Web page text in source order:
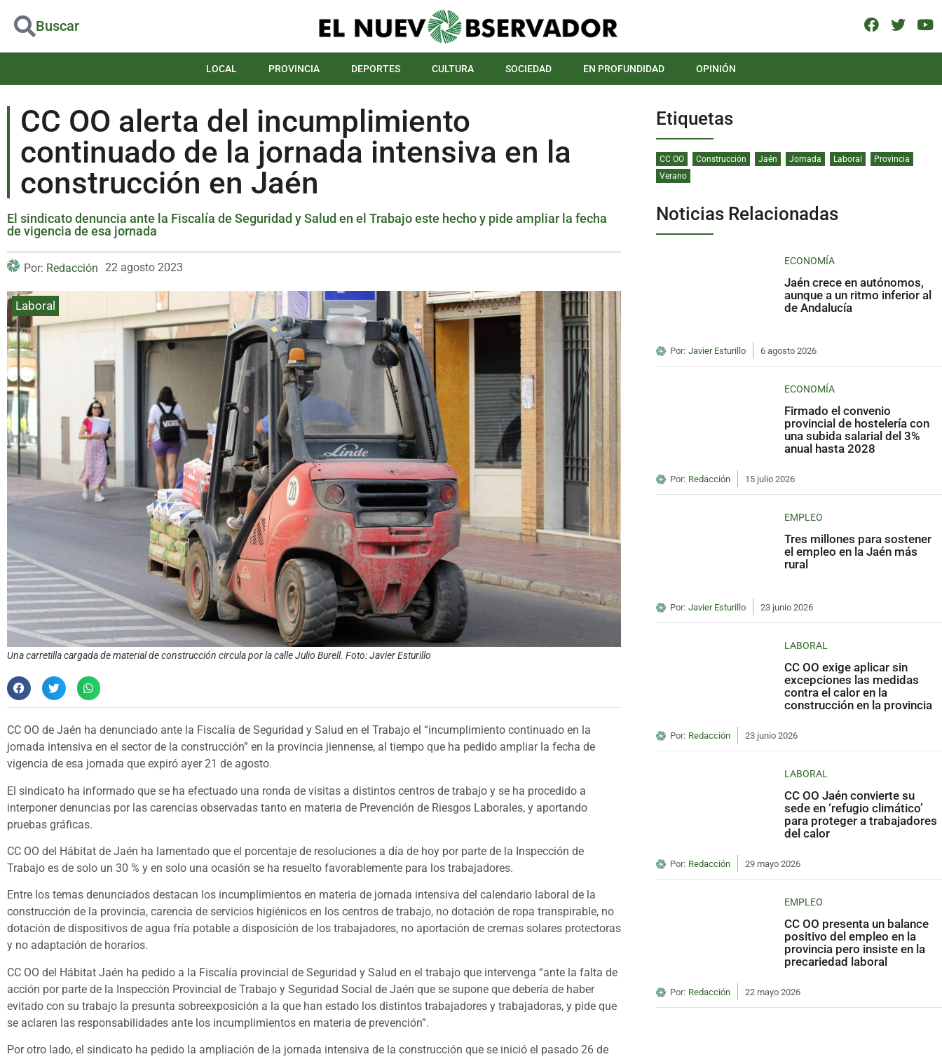
Buscar
LOCAL PROVINCIA DEPORTES CULTURA SOCIEDAD EN PROFUNDIDAD OPINIÓN
CC OO alerta del incumplimiento
continuado de la jornada intensiva en la
construcción en Jaén
El sindicato denuncia ante la Fiscalía de Seguridad y Salud en el Trabajo este hecho y pide ampliar la fecha
de vigencia de esa jornada
Por: Redacción 22 agosto 2023
Laboral
Una carretilla cargada de material de construcción circula por la calle Julio Burell. Foto: Javier Esturillo
CC OO de Jaén ha denunciado ante la Fiscalía de Seguridad y Salud en el Trabajo el “incumplimiento continuado en la
jornada intensiva en el sector de la construcción” en la provincia jiennense, al tiempo que ha pedido ampliar la fecha de
vigencia de esa jornada que expiró ayer 21 de agosto.
El sindicato ha informado que se ha efectuado una ronda de visitas a distintos centros de trabajo y se ha procedido a
interponer denuncias por las carencias observadas tanto en materia de Prevención de Riesgos Laborales, y aportando
pruebas gráficas.
CC OO del Hábitat de Jaén ha lamentado que el porcentaje de resoluciones a día de hoy por parte de la Inspección de
Trabajo es de solo un 30 % y en solo una ocasión se ha resuelto favorablemente para los trabajadores.
Entre los temas denunciados destacan los incumplimientos en materia de jornada intensiva del calendario laboral de la
construcción de la provincia, carencia de servicios higiénicos en los centros de trabajo, no dotación de ropa transpirable, no
dotación de dispositivos de agua fría potable a disposición de los trabajadores, no aportación de cremas solares protectoras
y no adaptación de horarios.
CC OO del Hábitat Jaén ha pedido a la Fiscalía provincial de Seguridad y Salud en el trabajo que intervenga “ante la falta de
acción por parte de la Inspección Provincial de Trabajo y Seguridad Social de Jaén que se supone que debería de haber
evitado con su trabajo la presunta sobreexposición a la que han estado los distintos trabajadores y trabajadoras, y pide que
se aclaren las responsabilidades ante los incumplimientos en materia de prevención”.
Por otro lado, el sindicato ha pedido la ampliación de la jornada intensiva de la construcción que se inició el pasado 26 de
Etiquetas
CC OO Construcción Jaén Jornada Laboral
Provincia
Verano
Noticias Relacionadas
ECONOMÍA
Jaén crece en autónomos,
aunque a un ritmo inferior al
de Andalucía
Por: Javier Esturillo 6 agosto 2026
ECONOMÍA
Firmado el convenio
provincial de hostelería con
una subida salarial del 3%
anual hasta 2028
Por: Redacción 15 julio 2026
EMPLEO
Tres millones para sostener
el empleo en la Jaén más
rural
Por: Javier Esturillo 23 junio 2026
LABORAL
CC OO exige aplicar sin
excepciones las medidas
contra el calor en la
construcción en la provincia
Por: Redacción 23 junio 2026
LABORAL
CC OO Jaén convierte su
sede en ‘refugio climático’
para proteger a trabajadores
del calor
Por: Redacción 29 mayo 2026
EMPLEO
CC OO presenta un balance
positivo del empleo en la
provincia pero insiste en la
precariedad laboral
Por: Redacción 22 mayo 2026